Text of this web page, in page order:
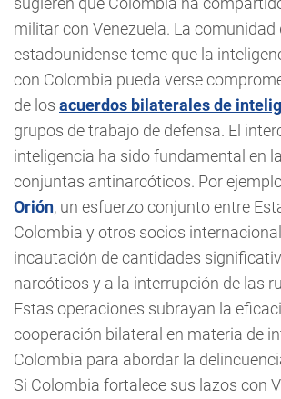
militar con Venezuela. La comunidad
estadounidense teme que la
con Colombia pueda verse
de los acuerdos bilaterales de
grupos de trabajo de defensa. El
inteligencia ha sido fundamental en
conjuntas antinarcóticos. Por
Orión, un esfuerzo conjunto entre
Colombia y otros socios
incautación de cantidades
narcóticos y a la interrupción de las
Estas operaciones subrayan la
cooperación bilateral en materia de
Colombia para abordar la
Si Colombia fortalece sus lazos con